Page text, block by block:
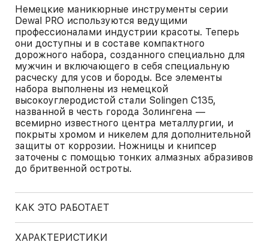
Немецкие маникюрные инструменты серии
Dewal PRO используются ведущими
профессионалами индустрии красоты. Теперь
они доступны и в составе компактного
дорожного набора, созданного специально для
мужчин и включающего в себя специальную
расческу для усов и бороды. Все элементы
набора выполнены из немецкой
высокоуглеродистой стали Solingen С135,
названной в честь города Золингена —
всемирно известного центра металлургии, и
покрыты хромом и никелем для дополнительной
защиты от коррозии. Ножницы и книпсер
заточены с помощью тонких алмазных абразивов
до бритвенной остроты.
КАК ЭТО РАБОТАЕТ
ХАРАКТЕРИСТИКИ